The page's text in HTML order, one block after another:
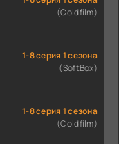
(Coldfilm)
1-8 серия 1 сезона
(SoftBox)
1-8 серия 1 сезона
(Coldfilm)